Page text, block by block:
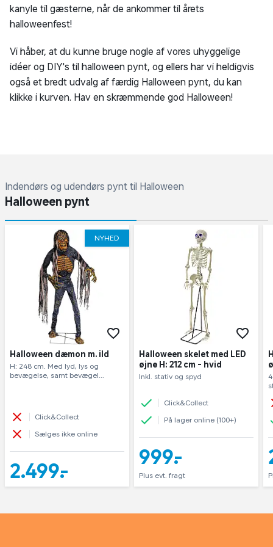
kanyle til gæsterne, når de ankommer til årets
halloweenfest!
Vi håber, at du kunne bruge nogle af vores uhyggelige
idéer og DIY's til halloween pynt, og ellers har vi heldigvis
også et bredt udvalg af færdig Halloween pynt, du kan
klikke i kurven. Hav en skræmmende god Halloween!
Indendørs og udendørs pynt til Halloween
Halloween pynt
NYHED
Halloween dæmon m. ild
H: 248 cm. Med lyd, lys og
bevægelse, samt bevægel...
Click&Collect
Sælges ikke online
2.499,-
Halloween skelet med LED
øjne H: 212 cm - hvid
Inkl. stativ og spyd
Click&Collect
På lager online (100+)
999,-
Plus evt. fragt